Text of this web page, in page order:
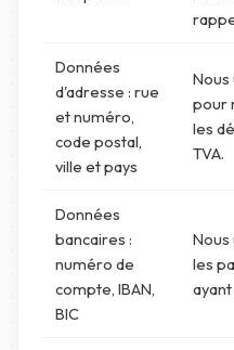
Données
d'adresse : rue
et numéro,
code postal,
ville et pays
pour
les
TVA.
Données
bancaires :
numéro de
compte, IBAN,
BIC
Nous
les